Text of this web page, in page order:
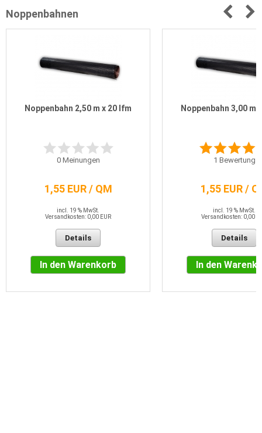
Noppenbahnen
Noppenbahn 2,50 m x 20 lfm
0Meinungen
1,55 EUR / QM
incl. 19 % MwSt.
Versandkosten: 0,00 EUR
Details
In den Warenkorb
Noppenbahn 3,00 m
1 Bewertung
1,55 EUR /
incl. 19 % MwSt.
Versandkosten: 0,00
Details
In den